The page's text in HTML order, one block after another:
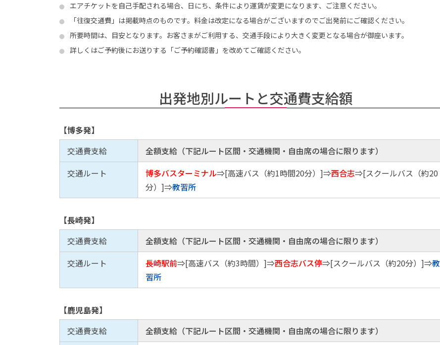
エアチケットを自己手配される場合、日にち、条件により運賃が変更になります、ご注意ください。
「往復交通費」は掲載時点のものです。料金は改定になる場合がございますのでご出発前にご確認ください。
所要時間は、目安となります。お客さまがご利用する、交通手段により大きく変更となる場合が御座います。
詳しくはご予約後にお送りする「ご予約確認書」を改めてご確認ください。
出発地別ルートと交通費支給額
【博多発】
交通費支給
全額支給（下記ルート区間・交通機関・自由席の場合に限ります）
交通ルート
博多バスターミナル⇒[高速バス（約1時間20分）]⇒西合志⇒[スクールバス（約20
分）]⇒教習所
【長崎発】
交通費支給
全額支給（下記ルート区間・交通機関・自由席の場合に限ります）
交通ルート
長崎駅前⇒[高速バス（約3時間）]⇒西合志バス停⇒[スクールバス（約20分）]⇒教
習所
【鹿児島発】
交通費支給
全額支給（下記ルート区間・交通機関・自由席の場合に限ります）